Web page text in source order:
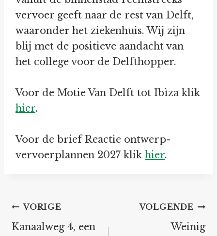
vervoer geeft naar de rest van Delft,
waaronder het ziekenhuis. Wij zijn
blij met de positieve aandacht van
het college voor de Delfthopper.
Voor de Motie Van Delft tot Ibìza klik
hier.
Voor de brief Reactie ontwerp-
vervoerplannen 2027 klik hier.
Bericht
navigatie
VORIGE
Kanaalweg 4, een
VOLGENDE
Weinig